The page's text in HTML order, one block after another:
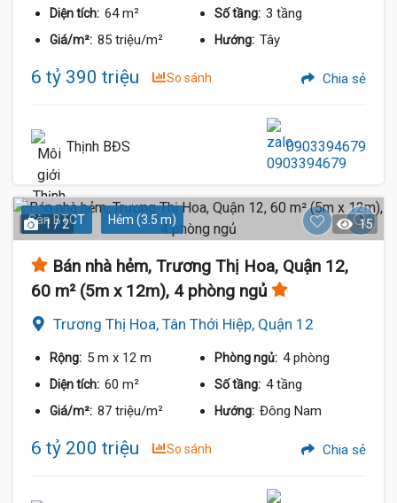
Diện tích: 64 m² Số tầng: 3 tầng
Giá/m²: 85 triệu/m² Hướng: Tây
6 tỷ 390 triệu So sánh Chia sẻ
Thịnh BĐS 0903394679
Sàn BTCT Hẻm (3.5 m)
1 / 2 15
Bán nhà hẻm, Trương Thị Hoa, Quận 12,
60 m² (5m x 12m), 4 phòng ngủ
Trương Thị Hoa, Tân Thới Hiệp, Quận 12
Rộng: 5 m x 12 m Phòng ngủ: 4 phòng
Diện tích: 60 m² Số tầng: 4 tầng
Giá/m²: 87 triệu/m² Hướng: Đông Nam
6 tỷ 200 triệu So sánh Chia sẻ